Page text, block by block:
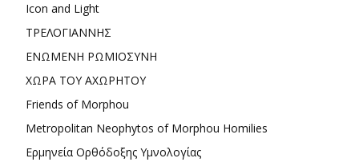
Icon and Light
ΤΡΕΛΟΓΙΑΝΝΗΣ
ΕΝΩΜΕΝΗ ΡΩΜΙΟΣΥΝΗ
ΧΩΡΑ ΤΟΥ ΑΧΩΡΗΤΟΥ
Friends of Morphou
Metropolitan Neophytos of Morphou Homilies
Ερμηνεία Ορθόδοξης Υμνολογίας